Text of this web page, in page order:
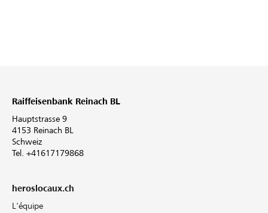
Raiffeisenbank Reinach BL
Hauptstrasse 9
4153 Reinach BL
Schweiz
Tel. +41617179868
heroslocaux.ch
L'équipe